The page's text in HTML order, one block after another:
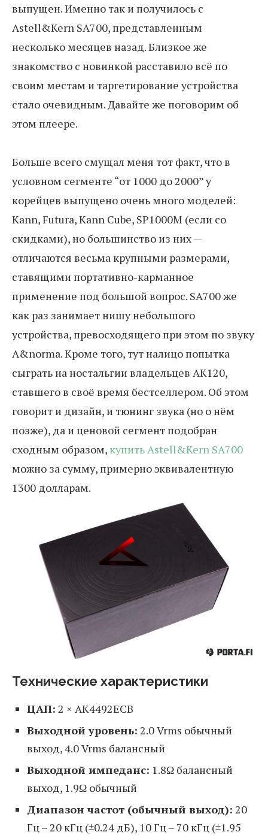
выпущен. Именно так и получилось с
Astell&Kern SA700, представленным
несколько месяцев назад. Близкое же
знакомство с новинкой расставило всё по
своим местам и таргетирование устройства
стало очевидным. Давайте же поговорим об
этом плеере.
Больше всего смущал меня тот факт, что в
условном сегменте “от 1000 до 2000” у
корейцев выпущено очень много моделей:
Kann, Futura, Kann Cube, SP1000M (если со
скидками), но большинство из них —
отличаются весьма крупными размерами,
ставящими портативно-карманное
применение под большой вопрос. SA700 же
как раз занимает нишу небольшого
устройства, превосходящего при этом по звуку
A&norma. Кроме того, тут налицо попытка
сыграть на ностальгии владельцев AK120,
ставшего в своё время бестселлером. Об этом
говорит и дизайн, и тюнинг звука (но о нём
позже), да и ценовой сегмент подобран
сходным образом, купить Astell&Kern SA700
можно за сумму, примерно эквивалентную
1300 долларам.
Технические характеристики
ЦАП: 2 × AK4492ECB
Выходной уровень: 2.0 Vrms обычный
выход, 4.0 Vrms балансный
Выходной импеданс: 1.8Ω балансный
выход, 1.9Ω обычный
Диапазон частот (обычный выход): 20
Гц – 20 кГц (±0.24 дБ), 10 Гц – 70 кГц (±1.95